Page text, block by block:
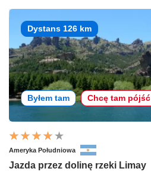
Dystans 126 km
Byłem tam Chcę tam pójść
Ameryka Południowa
Jazda przez dolinę rzeki Limay